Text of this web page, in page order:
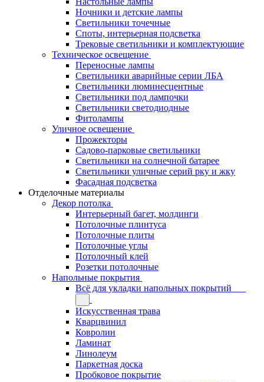
Ночники и детские лампы
Светильники точечные
Споты, интерьерная подсветка
Трековые светильники и комплектующие
Техническое освещение
Переносные лампы
Светильники аварийные серии ЛБА
Светильники люминесцентные
Светильники под лампочки
Светильники светодиодные
Фитолампы
Уличное освещение
Прожекторы
Садово-парковые светильники
Светильники на солнечной батарее
Светильники уличные серий рку и жку
Фасадная подсветка
Отделочные материалы
Декор потолка
Интерьерный багет, молдинги
Потолочные плинтуса
Потолочные плиты
Потолочные углы
Потолочный клей
Розетки потолочные
Напольные покрытия
Всё для укладки напольных покрытий
Искусственная трава
Кварцвинил
Ковролин
Ламинат
Линолеум
Паркетная доска
Пробковое покрытие